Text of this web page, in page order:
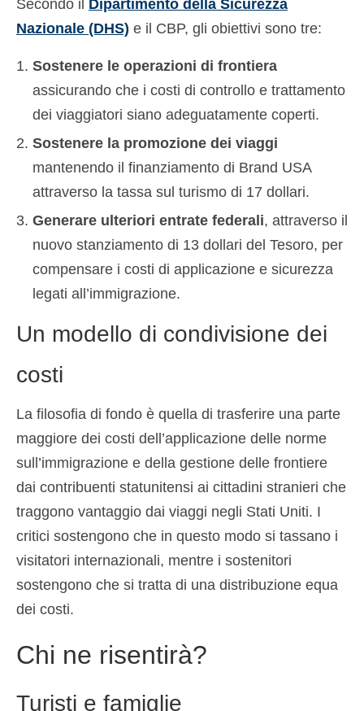
Secondo il
Dipartimento della Sicurezza
Nazionale (DHS) e il CBP, gli obiettivi sono tre:
Sostenere le operazioni di frontiera
assicurando che i costi di controllo e trattamento
dei viaggiatori siano adeguatamente coperti.
Sostenere la promozione dei viaggi
mantenendo il finanziamento di Brand USA
attraverso la tassa sul turismo di 17 dollari.
Generare ulteriori entrate federali, attraverso il
nuovo stanziamento di 13 dollari del Tesoro, per
compensare i costi di applicazione e sicurezza
legati all’immigrazione.
Un modello di condivisione dei
costi
La filosofia di fondo è quella di trasferire una parte
maggiore dei costi dell’applicazione delle norme
sull’immigrazione e della gestione delle frontiere
dai contribuenti statunitensi ai cittadini stranieri che
traggono vantaggio dai viaggi negli Stati Uniti. I
critici sostengono che in questo modo si tassano i
visitatori internazionali, mentre i sostenitori
sostengono che si tratta di una distribuzione equa
dei costi.
Chi ne risentirà?
Turisti e famiglie